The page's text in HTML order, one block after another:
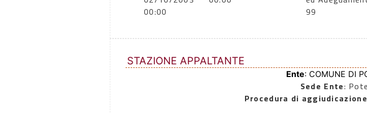
00:00
99
STAZIONE APPALTANTE
Ente: COMUNE DI
Sede Ente:
Procedura di aggiudicazione